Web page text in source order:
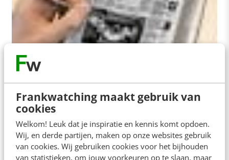
Frankwatching maakt gebruik van
cookies
Welkom! Leuk dat je inspiratie en kennis komt opdoen.
Wij, en derde partijen, maken op onze websites gebruik
van cookies. Wij gebruiken cookies voor het bijhouden
van statistieken, om jouw voorkeuren op te slaan, maar
KLANTCONTACT & CX
Wat kun je in het hoger onderwijs met de e-
reader? Is het een hype of juist
is dit middel…
Renée Filius· 17 jaar geleden